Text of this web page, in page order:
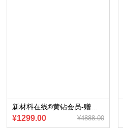
¥1299.00 ¥4888.00